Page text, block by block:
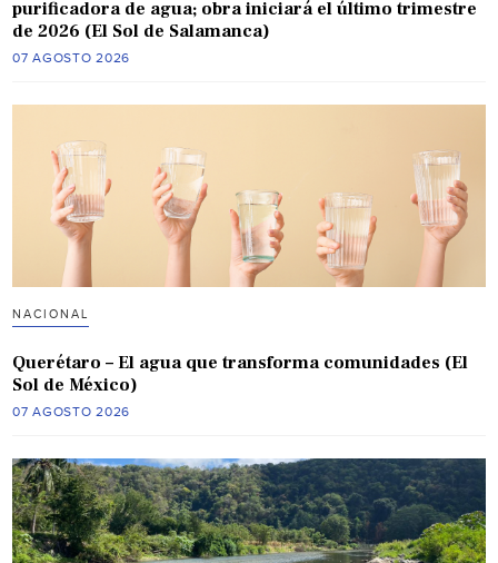
purificadora de agua; obra iniciará el último trimestre
de 2026 (El Sol de Salamanca)
07 AGOSTO 2026
NACIONAL
Querétaro – El agua que transforma comunidades (El
Sol de México)
07 AGOSTO 2026